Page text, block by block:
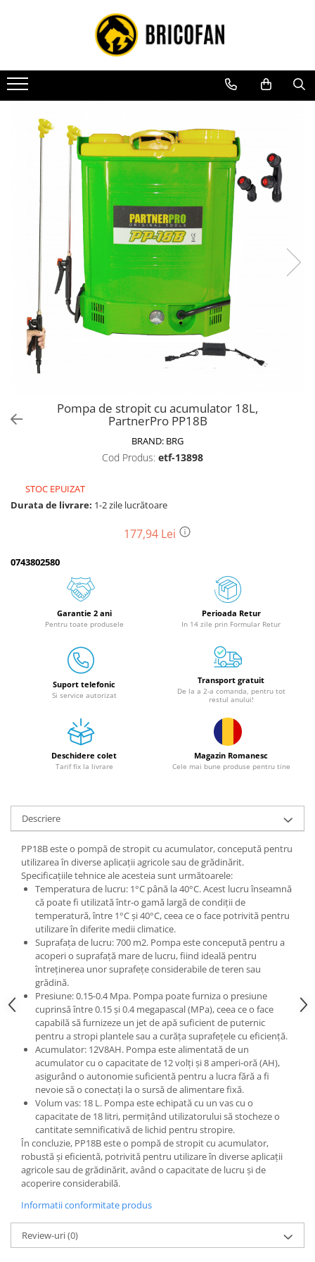
Toate Produsele
Vehicule electrice
Atv
Cu permis
Fără permis
Masini electrice
Piese de schimb vehicule electrice
Scutere electrice
Scutere pe benzina
Tricicluri cargo fara permis
Tricicluri persoane
Trotinete electrice
Biciclete, trotinete, triciclete
Biciclete electrice
Triciclete
Motoburghie si accesorii
Drujbe pe benzina
Drujbe cu acumulator
Consumabile drujbe, fierastraie
Drujbe electrice
Unelte electrice busteni
Mori cereale si batoze porumb
Batoze - mori desfacat porumb
Mori pentru cereale
Mori pentru fructe si legume
Mori pentru furaje
Motoare granulatoare
Piese si accesorii mori
Tocatoare furaje
Consumabile si acesorii tocatoare
Motocoase, Trimmere si Masini de
tuns gazon
Motocositori cu motoare 2T
Trimmere electrice
Masini de tuns gazon pe benzina
Tractoraș de tuns gazonul
Zootehnie
Incubatoare, oparitoare si
deplumatoare
Echipamente pentru animale
Aparate de tuns animale
Piese si accesorii aparate de tuns
animale
Tarcuri animale
Semanatori
Masini batut stalpi si accesorii
Roabe & accesorii
Casute gradina si cutii depozitare
Corturi, Prelate si plase de
umbrire
Pompa de stropit cu acumulator 18L,
PartnerPro PP18B
BRAND: BRG
Cod Produs: etf-13898
STOC EPUIZAT
Durata de livrare: 1-2 zile lucrătoare
177,94 Lei
0743802580
Garantie 2 ani
Pentru toate produsele
Perioada Retur
In 14 zile prin Formular Retur
Suport telefonic
Si service autorizat
Transport gratuit
De la a 2-a comanda, pentru tot
restul anului!
Deschidere colet
Tarif fix la livrare
Magazin Romanesc
Cele mai bune produse pentru tine
Descriere
PP18B este o pompă de stropit cu acumulator, concepută pentru
utilizarea în diverse aplicații agricole sau de grădinărit.
Specificațiile tehnice ale acesteia sunt următoarele:
Temperatura de lucru: 1°C până la 40°C. Acest lucru înseamnă
că poate fi utilizată într-o gamă largă de condiții de
temperatură, între 1°C și 40°C, ceea ce o face potrivită pentru
utilizare în diferite medii climatice.
Suprafața de lucru: 700 m2. Pompa este concepută pentru a
acoperi o suprafață mare de lucru, fiind ideală pentru
întreținerea unor suprafețe considerabile de teren sau
grădină.
Presiune: 0.15-0.4 Mpa. Pompa poate furniza o presiune
cuprinsă între 0.15 și 0.4 megapascal (MPa), ceea ce o face
capabilă să furnizeze un jet de apă suficient de puternic
pentru a stropi plantele sau a curăța suprafețele cu eficiență.
Acumulator: 12V8AH. Pompa este alimentată de un
acumulator cu o capacitate de 12 volți și 8 amperi-oră (AH),
asigurând o autonomie suficientă pentru a lucra fără a fi
nevoie să o conectați la o sursă de alimentare fixă.
Volum vas: 18 L. Pompa este echipată cu un vas cu o
capacitate de 18 litri, permițând utilizatorului să stocheze o
cantitate semnificativă de lichid pentru stropire.
În concluzie, PP18B este o pompă de stropit cu acumulator,
robustă și eficientă, potrivită pentru utilizare în diverse aplicații
agricole sau de grădinărit, având o capacitate de lucru și de
acoperire considerabilă.
Informatii conformitate produs
Review-uri(0)